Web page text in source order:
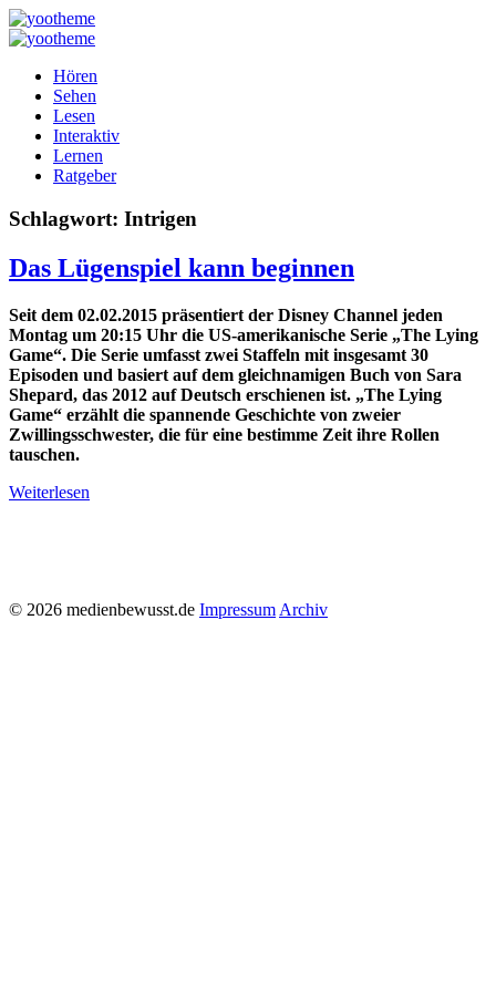
Hören
Sehen
Lesen
Interaktiv
Lernen
Ratgeber
Schlagwort: Intrigen
Das Lügenspiel kann beginnen
Seit dem 02.02.2015 präsentiert der Disney Channel jeden
Montag um 20:15 Uhr die US-amerikanische Serie „The Lying
Game“. Die Serie umfasst zwei Staffeln mit insgesamt 30
Episoden und basiert auf dem gleichnamigen Buch von Sara
Shepard, das 2012 auf Deutsch erschienen ist. „The Lying
Game“ erzählt die spannende Geschichte von zweier
Zwillingsschwester, die für eine bestimme Zeit ihre Rollen
tauschen.
Weiterlesen
© 2026 medienbewusst.de Impressum Archiv